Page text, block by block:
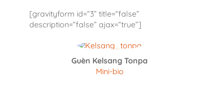
[gravityform id=“3” title=“false”
description=“false” ajax=“true”]
Guèn Kelsang Tonpa
Mini-bio